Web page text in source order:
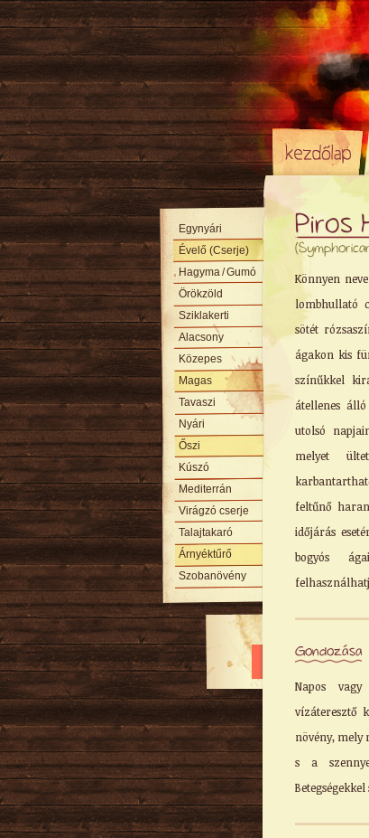
Piros
Könnyen
lombhullató
sötét
ágakon kis
színűkkel
átellenes
utolsó
melyet
feltűnő
időjárás
bogyós
Gondozása
Napos
vízáteresztő
növény, mely
s a
Egynyári
Évelő (Cserje)
Hagyma/ Gumó
Örökzöld
Sziklakerti
Alacsony
Közepes
Magas
Tavaszi
Nyári
Őszi
Kúszó
Mediterrán
Virágzó cserje
Talajtakaró
Árnyéktűrő
Szobanövény